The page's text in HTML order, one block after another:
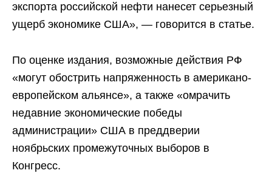
экспорта российской нефти нанесет серьезный
ущерб экономике США», — говорится в статье.
По оценке издания, возможные действия РФ
«могут обострить напряженность в американо-
европейском альянсе», а также «омрачить
недавние экономические победы
администрации» США в преддверии
ноябрьских промежуточных выборов в
Конгресс.